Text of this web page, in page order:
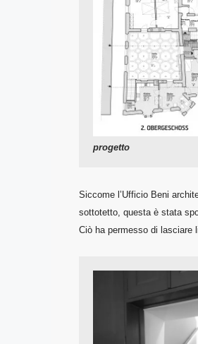
progetto
Siccome l’Ufficio Beni
sottotetto, questa è stata
Ciò ha permesso di lasciare